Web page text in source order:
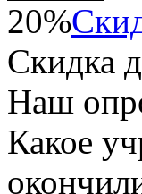
20%
Скидка
Наш
Какое